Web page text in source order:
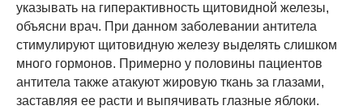
указывать на гиперактивность щитовидной железы,
объясни врач. При данном заболевании антитела
стимулируют щитовидную железу выделять слишком
много гормонов. Примерно у половины пациентов
антитела также атакуют жировую ткань за глазами,
заставляя ее расти и выпячивать глазные яблоки.